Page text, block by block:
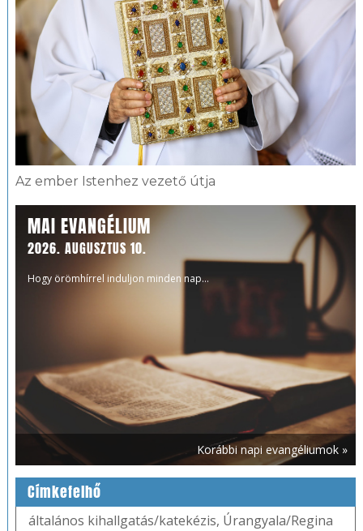
Az ember Istenhez vezető útja
MAI EVANGÉLIUM
2026. AUGUSZTUS 10.
Hogy örömhírrel induljon minden nap...
Korábbi napi evangéliumok »
Címkefelhő
általános kihallgatás/katekézis, Úrangyala/Regina